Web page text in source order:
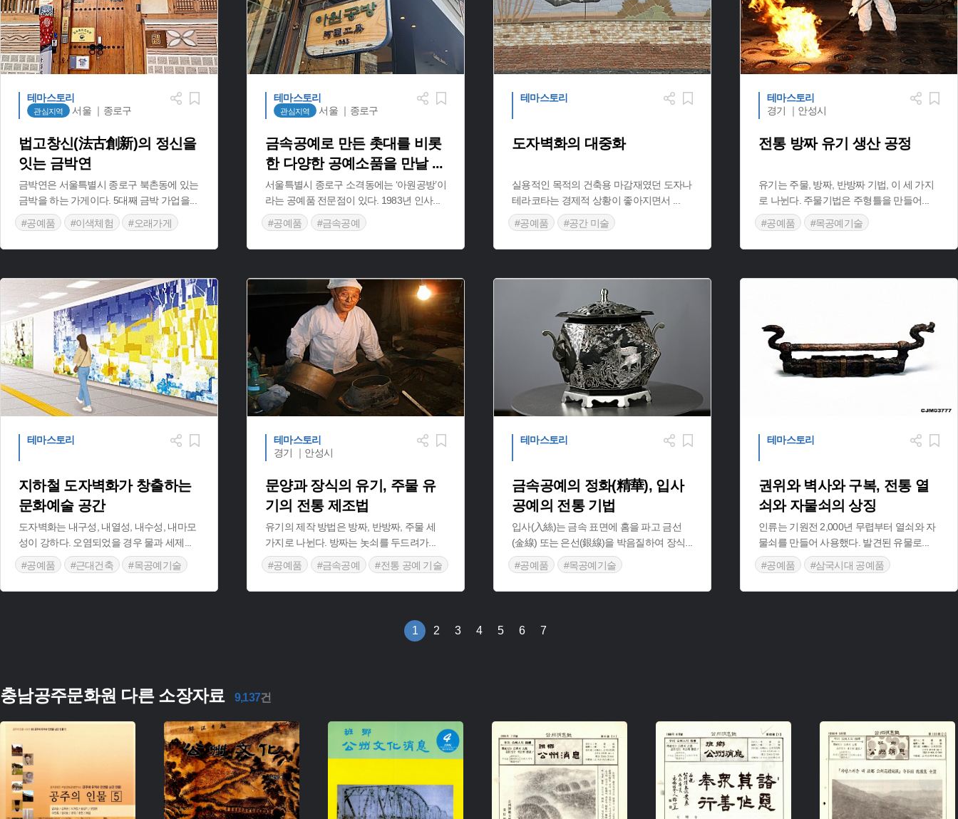
테마스토리
관심지역 서울 ｜종로구
법고창신(法古創新)의 정신을
잇는 금박연
금박연은 서울특별시 종로구 북촌동에 있는
금박을 하는 가게이다. 5대째 금박 가업을...
#공예품
#이색체험 #오래가게
테마스토리
관심지역 서울 ｜종로구
금속공예로 만든 촛대를 비롯
한 다양한 공예소품을 만날 ...
서울특별시 종로구 소격동에는 ‘아원공방’이
라는 공예품 전문점이 있다. 1983년 인사...
#공예품
#금속공예
테마스토리
도자벽화의 대중화
실용적인 목적의 건축용 마감재였던 도자나
테라코타는 경제적 상황이 좋아지면서
#공예품
#공간 미술
테마스토리
경기 ｜안성시
전통 방짜 유기 생산 공정
유기는 주물, 방짜, 반방짜 기법, 이 세 가지
로 나뉜다. 주물기법은 주형틀을 만들어
#공예품
#목공예기술
테마스토리
지하철 도자벽화가 창출하는
문화예술 공간
도자벽화는 내구성, 내열성, 내수성, 내마모
성이 강하다. 오염되었을 경우 물과 세제
#공예품
#근대건축 #목공예기술
테마스토리
경기 ｜안성시
문양과 장식의 유기, 주물 유
기의 전통 제조법
유기의 제작 방법은 방짜, 반방짜, 주물 세
가지로 나뉜다. 방짜는 놋쇠를 두드려가...
#공예품
#금속공예 #전통 공예 기술
테마스토리
금속공예의 정화(精華), 입사
공예의 전통 기법
입사(入絲)는 금속 표면에 홈을 파고 금선
(金線) 또는 은선(銀線)을 박음질하여 장식
#공예품
#목공예기술
테마스토리
권위와 벽사와 구복, 전통 열
쇠와 자물쇠의 상징
인류는 기원전 2,000년 무렵부터 열쇠와 자
물쇠를 만들어 사용했다. 발견된 유물로
#공예품
#삼국시대 공예품
1 2 3 4 5 6 7
충남공주문화원 다른 소장자료 9,137건
주제 :
유형 :
생산 :
소장 :
주제 :
유형 :
생산 :
소장 :
유형 :
생산 :
주제 :
유형 :
소장 :
주제 :
유형 :
생산 :
소장 :
유형 :
생산 :
소장 :